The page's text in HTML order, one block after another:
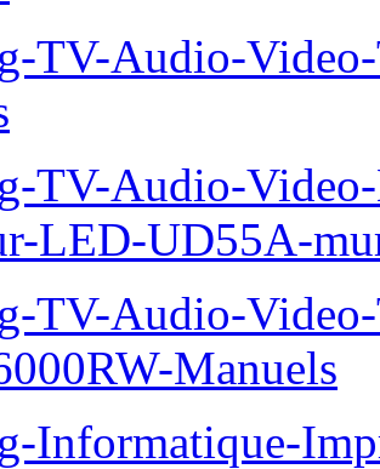
TV-Audio-
TV-Audio-
LED-UD55A-
TV-Audio-
Manuels
Informatique-